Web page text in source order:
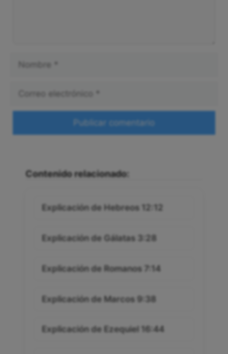
Contenido relacionado:
Explicación de Hebreos 12:12
Explicación de Gálatas 3:28
Explicación de Romanos 7:14
Explicación de Marcos 9:38
Explicación de Ezequiel 16:44